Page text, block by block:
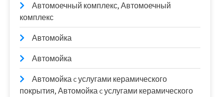
Автомоечный комплекс, Автомоечный
комплекс
Автомойка
Автомойка
Автомойка c услугами керамического
покрытия, Автомойка c услугами керамического